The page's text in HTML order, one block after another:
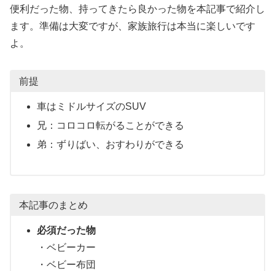
便利だった物、持ってきたら良かった物を本記事で紹介し
ます。準備は大変ですが、家族旅行は本当に楽しいです
よ。
前提
車はミドルサイズのSUV
兄：コロコロ転がることができる
弟：ずりばい、おすわりができる
本記事のまとめ
必須だった物
・ベビーカー
・ベビー布団